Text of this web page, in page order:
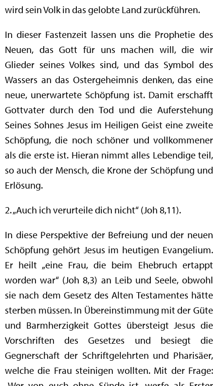
wird sein Volk in das gelobte Land zurückführen.
In dieser Fastenzeit lassen uns die Prophetie des
Neuen, das Gott für uns machen will, die wir
Glieder seines Volkes sind, und das Symbol des
Wassers an das Ostergeheimnis denken, das eine
neue, unerwartete Schöpfung ist. Damit erschafft
Gottvater durch den Tod und die Auferstehung
Seines Sohnes Jesus im Heiligen Geist eine zweite
Schöpfung, die noch schöner und vollkommener
als die erste ist. Hieran nimmt alles Lebendige teil,
so auch der Mensch, die Krone der Schöpfung und
Erlösung.
2. „Auch ich verurteile dich nicht“ (Joh 8,11).
In diese Perspektive der Befreiung und der neuen
Schöpfung gehört Jesus im heutigen Evangelium.
Er heilt „eine Frau, die beim Ehebruch ertappt
worden war“ (Joh 8,3) an Leib und Seele, obwohl
sie nach dem Gesetz des Alten Testamentes hätte
sterben müssen. In Übereinstimmung mit der Güte
und Barmherzigkeit Gottes übersteigt Jesus die
Vorschriften des Gesetzes und besiegt die
Gegnerschaft der Schriftgelehrten und Pharisäer,
welche die Frau steinigen wollten. Mit der Frage: